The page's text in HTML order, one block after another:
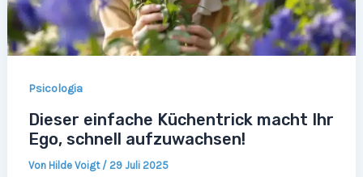
Psicologia
Dieser einfache Küchentrick macht Ihr
Ego, schnell aufzuwachsen!
Von Hilde Voigt / 29 Juli 2025